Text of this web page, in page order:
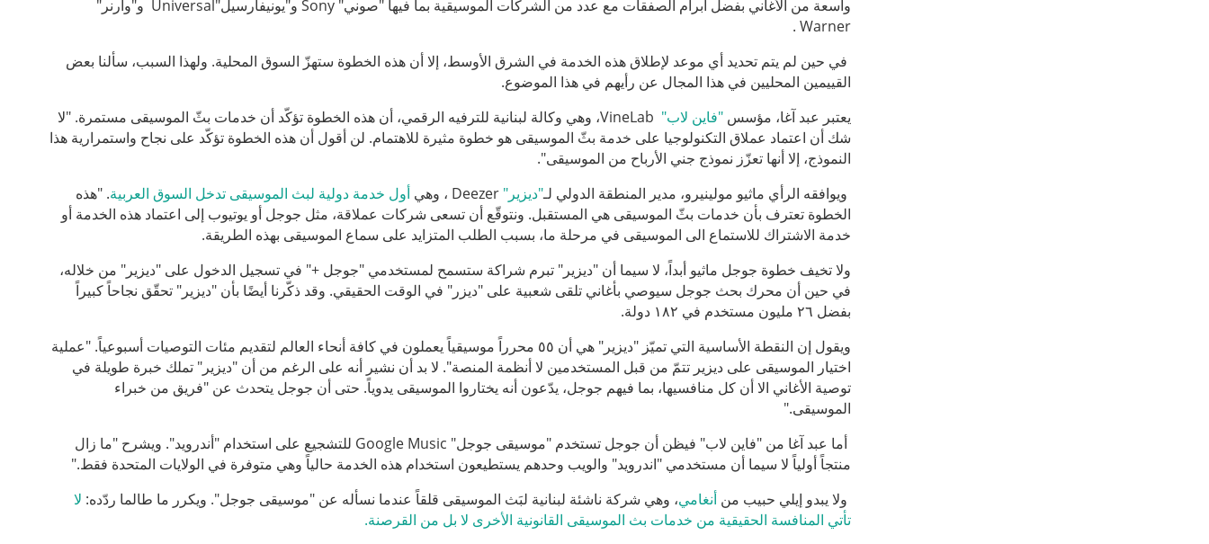
واسعة من الأغاني بفضل ابرام الصفقات مع عدد من الشركات الموسيقية بما فيها "صوني" Sony و"يونيفارسيل"Universal و"وارنر"
Warner .
في حين لم يتم تحديد أي موعد لإطلاق هذه الخدمة في الشرق الأوسط، إلا أن هذه الخطوة ستهزّ السوق المحلية. ولهذا السبب، سألنا بعض
القييمين المحليين في هذا المجال عن رأيهم في هذا الموضوع.
يعتبر عبد آغا، مؤسس "فاين لاب"
VineLab، وهي وكالة لبنانية للترفيه الرقمي، أن هذه الخطوة تؤكّد أن خدمات بثّ الموسيقى مستمرة. "لا
شك أن اعتماد عملاق التكنولوجيا على خدمة بثّ الموسيقى هو خطوة مثيرة للاهتمام. لن أقول أن هذه الخطوة تؤكّد على نجاح واستمرارية هذا
النموذج، إلا أنها تعزّز نموذج جني الأرباح من الموسيقى".
ويوافقه الرأي ماثيو مولينيرو، مدير المنطقة الدولي لـ"ديزير " أول خدمة دولية لبث الموسيقى تدخل السوق العربية. "هذه
الخطوة تعترف بأن خدمات بثّ الموسيقى هي المستقبل. ونتوقّع أن تسعى شركات عملاقة، مثل جوجل أو يوتيوب إلى اعتماد هذه الخدمة أو
خدمة الاشتراك للاستماع الى الموسيقى في مرحلة ما، بسبب الطلب المتزايد على سماع الموسيقى بهذه الطريقة.
ولا تخيف خطوة جوجل ماثيو أبداً، لا سيما أن "ديزير" تبرم شراكة ستسمح لمستخدمي "جوجل +" في تسجيل الدخول على "ديزير" من خلاله،
في حين أن محرك بحث جوجل سيوصي بأغاني تلقى شعبية على "ديزر" في الوقت الحقيقي. وقد ذكّرنا أيضًا بأن "ديزير" تحقّق نجاحاً كبيراً
بفضل ٢٦ مليون مستخدم في ١٨٢ دولة.
ويقول إن النقطة الأساسية التي تميّز "ديزير" هي أن ٥٥ محرراً موسيقياً يعملون في كافة أنحاء العالم لتقديم مئات التوصيات أسبوعياً. "عملية
اختيار الموسيقى على ديزير تتمّ من قبل المستخدمين لا أنظمة المنصة". لا بد أن نشير أنه على الرغم من أن "ديزير" تملك خبرة طويلة في
توصية الأغاني الا أن كل منافسيها، بما فيهم جوجل، يدّعون أنه يختاروا الموسيقى يدوياً. حتى أن جوجل يتحدث عن "فريق من خبراء
الموسيقى."
أما عبد آغا من "فاين لاب" فيظن أن جوجل تستخدم "موسيقى جوجل" Google Music للتشجيع على استخدام "أندرويد". ويشرح "ما زال
منتجاً أولياً لا سيما أن مستخدمي "اندرويد" والويب وحدهم يستطيعون استخدام هذه الخدمة حالياً وهي متوفرة في الولايات المتحدة فقط."
ولا يبدو إيلي حبيب من أنغامي، وهي شركة ناشئة لبنانية لبَث الموسيقى قلقاً عندما نسأله عن "موسيقى جوجل". ويكرر ما طالما ردّده: لا
تأتي المنافسة الحقيقية من خدمات بث الموسيقى القانونية الأخرى لا بل من القرصنة.